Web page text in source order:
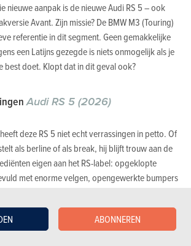
ABONNEREN
nieuwe aanpak is de nieuwe Audi RS 5 – ook
Avant. Zijn missie? De BMW M3 (Touring)
referentie in dit segment. Geen gemakkelijke
een Latijns gezegde is niets onmogelijk als je
best doet. Klopt dat in dit geval ook?
Audi RS 5 (2026)
deze RS 5 niet echt verrassingen in petto. Of
als berline of als break, hij blijft trouw aan de
eigen aan het RS-label: opgeklopte
met enorme velgen, opengewerkte bumpers
verwerkt tot een erg geslaagd geheel, dat
présence koppelt aan een nog enigszins